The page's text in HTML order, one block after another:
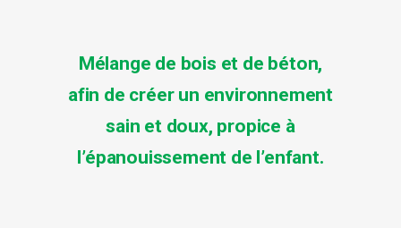
Mélange de bois et de béton,
afin de créer un environnement
sain et doux, propice à
l’épanouissement de l’enfant.